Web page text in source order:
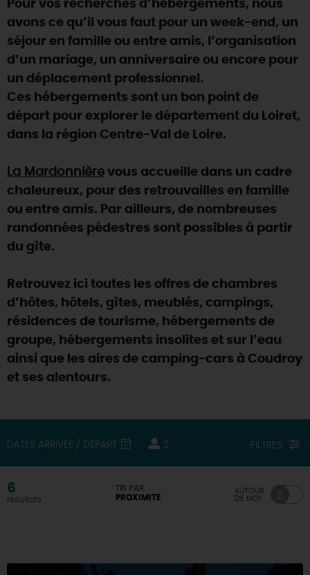
TOUTES LES ACTIVITÉS
Visitesgourmandesetcréatives
Vins etvignobles
Chic, une aire de pique-nique
Par ici lesguinguettes
Que rapporter du Loiret ?
La Route desMétiers d'Art
TOUT L'ART DE VIVRE
Des vacances auprès des animaux 🐎
(re)Découvrir les coulisses de la Faïencerie de
Gien !
Expérimenterles parcours Baludik
Une saison de festivals 🎉
Rendez-vous de la nature en 2026
Des sorties en famille dans le Loiret !
Programme des animations "Loiret au fil de l'eau"
2026
Où sortir ?
AUJOURD'HUI
DEMAIN
CETTE SEMAINE
TOUT L'AGENDA
SE REPÉRER, SE DÉPLACER
INFOS &SERVICES
RÉSERVER MAINTENANT
Pour vos recherches d’hébergements, nous
avons ce qu’il vous faut pour un week-end, un
séjour en famille ou entre amis, l’organisation
d’un mariage, un anniversaire ou encore pour
un déplacement professionnel.
Ces hébergements sont un bon point de
départ pour explorer le département du Loiret,
dans la région Centre-Val de Loire.
La Mardonnière vous accueille dans un cadre
chaleureux, pour des retrouvailles en famille
ou entre amis. Par ailleurs, de nombreuses
randonnées pédestres sont possibles à partir
du gîte.
Retrouvez ici toutes les offres de chambres
d’hôtes, hôtels, gîtes, meublés, campings,
résidences de tourisme, hébergements de
groupe, hébergements insolites et sur l’eau
ainsi que les aires de camping-cars à Coudroy
et ses alentours.
DATES ARRIVÉE / DÉPART 2 FILTRES
6
résultats
TRI PAR
PROXIMITÉ
AUTOUR
DE MOI